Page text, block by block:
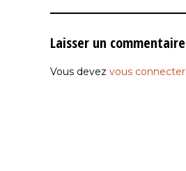
Laisser un commentaire
Vous devez vous connecter